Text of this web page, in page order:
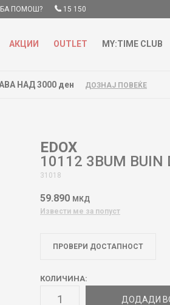
ПОМОШ? 15 150
АКЦИИ OUTLET MY:TIME CLUB
EDOX
10112 3BUM BUIN
31018
59.890 МКД
Извести ме за попуст
ПРОВЕРИ ДОСТАПНОСТ
КОЛИЧИНА:
ДОДАДИ